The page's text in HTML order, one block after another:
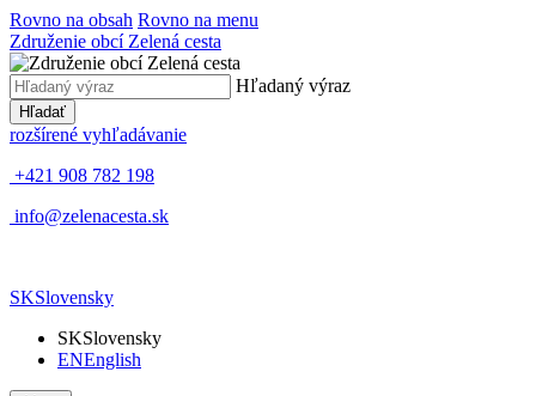
Rovno na obsah Rovno na menu
Združenie obcí Zelená cesta
Hľadaný výraz
Hľadať
rozšírené vyhľadávanie
+421 908 782 198
info@zelenacesta.sk
SKSlovensky
SKSlovensky
ENEnglish